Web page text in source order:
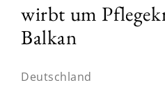
wirbt um
Balkan
Deutschland